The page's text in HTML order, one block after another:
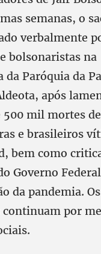
semanas, o
verbalmente
bolsonaristas na
da Paróquia da
após
500 mil mortes de
e brasileiros
bem como
Governo
da pandemia. Os
continuam por